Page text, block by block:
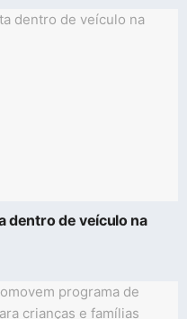
dentro de veículo na